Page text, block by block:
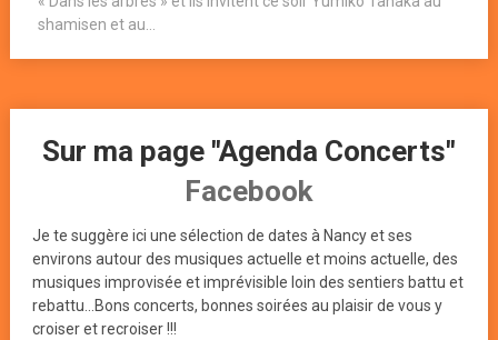
shamisen et au...
Sur ma page "Agenda Concerts"
Facebook
Je te suggère ici une sélection de dates à Nancy et ses
environs autour des musiques actuelle et moins actuelle, des
musiques improvisée et imprévisible loin des sentiers battu et
rebattu...Bons concerts, bonnes soirées au plaisir de vous y
croiser et recroiser !!!